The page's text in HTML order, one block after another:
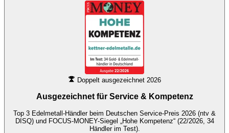
Doppelt ausgezeichnet 2026
Ausgezeichnet für Service & Kompetenz
Top 3 Edelmetall-Händler beim Deutschen Service-Preis 2026 (ntv &
DISQ) und FOCUS-MONEY-Siegel „Hohe Kompetenz“ (22/2026, 34
Händler im Test).